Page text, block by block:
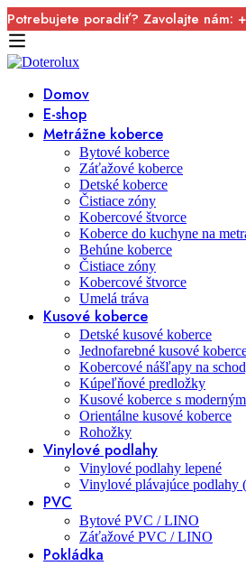
Potrebujete poradiť? Zavolajte nám:
Domov
E-shop
Metrážne koberce
Bytové koberce
Záťažové koberce
Detské koberce
Čistiace zóny
Kobercové štvorce
Koberce do kuchyne na
Behúne koberce
Čistiace zóny
Kobercové štvorce
Umelá tráva
Kusové koberce
Detské kusové koberce
Jednofarebné kusové
Kobercové nášľapy na
Kúpeľňové predložky
Kusové koberce s
Orientálne kusové koberce
Rohožky
Vinylové podlahy
Vinylové podlahy lepené
Vinylové plávajúce
PVC
Bytové PVC / LINO
Záťažové PVC / LINO
Pokládka